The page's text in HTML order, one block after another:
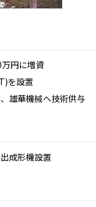
円に増資
を設置
雄華機械へ技術供与
成形機設置